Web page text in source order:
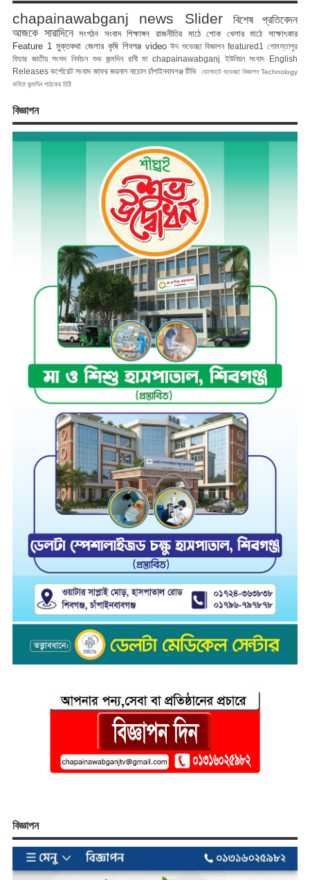
chapainawabganj news Slider
বিশেষ প্রতিবেদন
আজকে সারাদিনে সংগঠন সংবাদ শিক্ষাঙ্গন রাজনীতির মাঠে শোক খেলার মাঠে
সাক্ষাৎকার
Feature 1 মুক্তকথা জেলার কৃষি শিবগঞ্জ video ঈদ শুভেচ্ছা বিজ্ঞাপন featured1
গোমস্তাপুর
ফিচার জাতীয় সংসদ নির্বাচন শুভ জন্মদিন রানী মা chapainawabganj ইউনিয়ন সংবাদ English
Releases কর্পোরেট সংবাদ জাফর জয়নাল নাচোল চাঁপাইনবাবগঞ্জ টিভি ভোলাহাট শুভেচ্ছা বিজ্ঞাপন Technology
কবিতা জন্মদিন পাঠকের চিঠি
বিজ্ঞাপন
বিজ্ঞাপন